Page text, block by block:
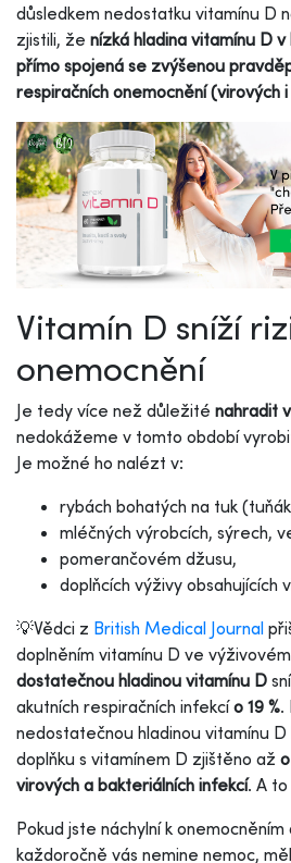
důsledkem nedostatku vitamínu D
zjistili, že nízká hladina vitamínu D v
přímo spojená se zvýšenou
respiračních onemocnění (virových
Vitamín D sníží
onemocnění
Je tedy více než důležité nahradit
nedokážeme v tomto období
Je možné ho nalézt v:
rybách bohatých na tuk
mléčných výrobcích, sýrech,
pomerančovém džusu,
doplňcích výživy obsahujících
💡Vědci z British Medical Journal
doplněním vitamínu D ve
dostatečnou hladinou vitamínu D
akutních respiračních infekcío 19 %.
nedostatečnou hladinou vitamínu
doplňku s vitamínem D zjištěno až
virových a bakteriálních infekcí. A
Pokud jste náchylní k
každoročně vás nemine nemoc,